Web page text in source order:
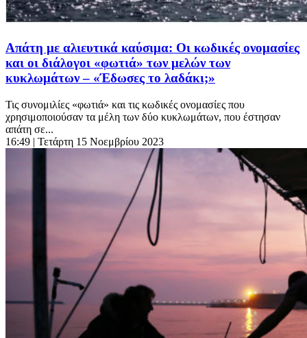
Απάτη με αλιευτικά καύσιμα: Οι κωδικές ονομασίες
και οι διάλογοι «φωτιά» των μελών των
κυκλωμάτων – «Έδωσες το λαδάκι;»
Τις συνομιλίες «φωτιά» και τις κωδικές ονομασίες που
χρησιμοποιούσαν τα μέλη των δύο κυκλωμάτων, που έστησαν
απάτη σε...
16:49 | Τετάρτη 15 Νοεμβρίου 2023